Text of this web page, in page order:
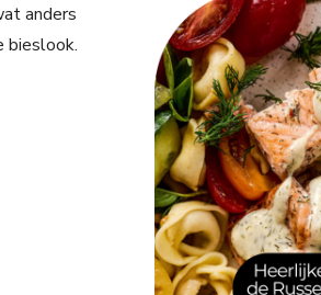
anders
bieslook.